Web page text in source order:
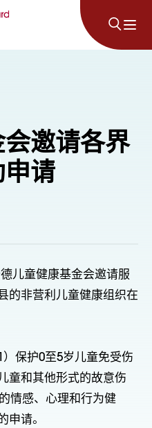
邀请各界
请
儿童健康基金会邀请服
的非营利儿童健康组织在
保护0至5岁儿童免受伤
童和其他形式的故意伤
情感、心理和行为健
申请。